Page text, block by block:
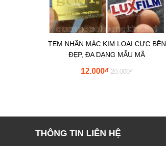
TEM NHÃN MÁC KIM LOẠI CỰC BỀN
ĐẸP, ĐA DẠNG MẪU MÃ
₫
20.000
₫
12.000
THÔNG TIN LIÊN HỆ